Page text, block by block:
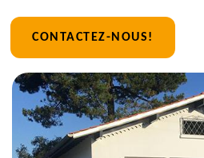
CONTACTEZ-NOUS!